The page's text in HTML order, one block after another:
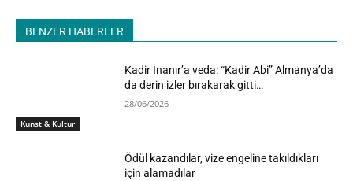
BENZER HABERLER
Kunst & Kultur
Kadir İnanır’a veda: “Kadir Abi” Almanya’da
da derin izler bırakarak gitti…
28/06/2026
Ödül kazandılar, vize engeline takıldıkları
için alamadılar